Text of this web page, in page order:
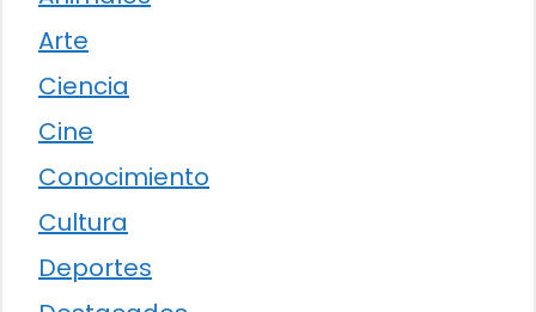
Arte
Ciencia
Cine
Conocimiento
Cultura
Deportes